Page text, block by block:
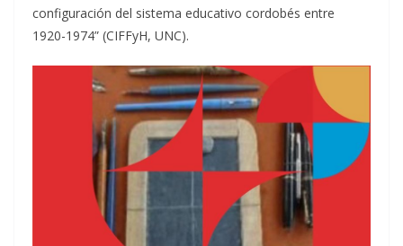
configuración del sistema educativo cordobés entre
1920-1974” (CIFFyH, UNC).